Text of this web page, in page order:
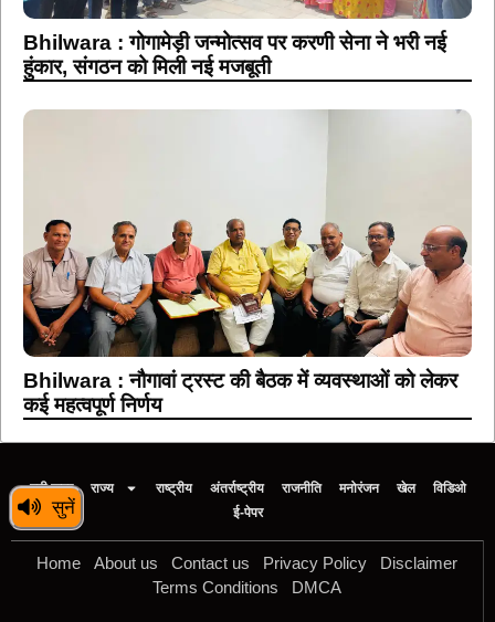
सुनें
Bhilwara : गोगामेड़ी जन्मोत्सव पर करणी सेना ने भरी नई
हुंकार, संगठन को मिली नई मजबूती
Bhilwara : नौगावां ट्रस्ट की बैठक में व्यवस्थाओं को लेकर
कई महत्वपूर्ण निर्णय
बड़ी खबर राज्य राष्ट्रीय अंतर्राष्ट्रीय राजनीति मनोरंजन खेल
विडिओ
ई-पेपर
Home About us Contact us Privacy Policy
Disclaimer
Terms Conditions
DMCA